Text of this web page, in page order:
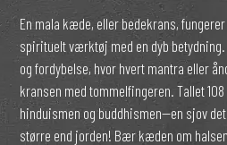
En mala kæde, eller bedekrans,
spirituelt værktøj med en dyb betydning.
og fordybelse, hvor hvert mantra eller
kransen med tommelfingeren. Tallet
hinduismen og buddhismen—en sjov
større end jorden! Bær kæden om